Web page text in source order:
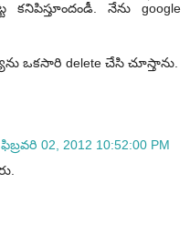
కనిపిస్తూందండీ. నేను google
ఒకసారి delete చేసి చూస్తాను.
02, 2012 10:52:00 PM